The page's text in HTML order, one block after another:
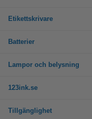
Etikettskrivare
Batterier
Lampor och belysning
123ink.se
Tillgänglighet